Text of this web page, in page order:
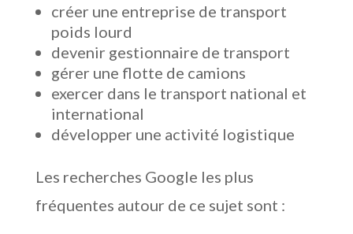
créer une entreprise de transport
poids lourd
devenir gestionnaire de transport
gérer une flotte de camions
exercer dans le transport national et
international
développer une activité logistique
Les recherches Google les plus
fréquentes autour de ce sujet sont :